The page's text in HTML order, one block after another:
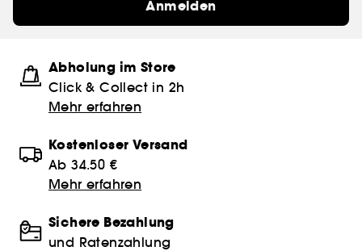
Anmelden
Abholung im Store
Click & Collect in 2h
Mehr erfahren
Kostenloser Versand
Ab 34.50 €
Mehr erfahren
Sichere Bezahlung
und Ratenzahlung